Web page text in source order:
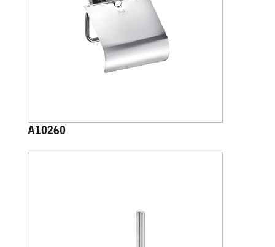
A10260